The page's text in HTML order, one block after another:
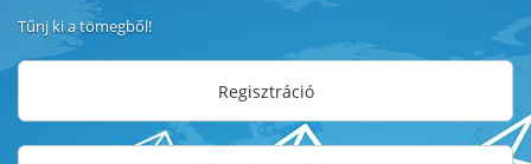
Tűnj ki a tömegből!
Regisztráció